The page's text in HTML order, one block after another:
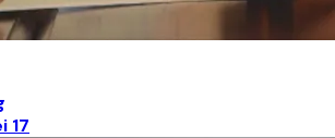
17